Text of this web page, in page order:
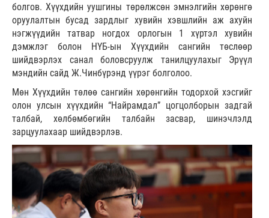
болгов. Хүүхдийн уушгины төрөлжсөн эмнэлгийн хөрөнгө
оруулалтын бусад зардлыг хувийн хэвшлийн аж ахуйн
нэгжүүдийн татвар ногдох орлогын 1 хүртэл хувийн
дэмжлэг болон НҮБ-ын Хүүхдийн сангийн төслөөр
шийдвэрлэх санал боловсруулж танилцуулахыг Эрүүл
мэндийн сайд Ж.Чинбүрэнд үүрэг болголоо.
Мөн Хүүхдийн төлөө сангийн хөрөнгийн тодорхой хэсгийг
олон улсын хүүхдийн “Найрамдал” цогцолборын задгай
талбай, хөлбөмбөгийн талбайн засвар, шинэчлэлд
зарцуулахаар шийдвэрлэв.